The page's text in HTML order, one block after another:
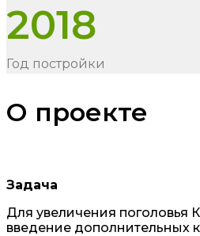
2018
Год постройки
О проекте
Задача
Для увеличения поголовья
введение дополнительных